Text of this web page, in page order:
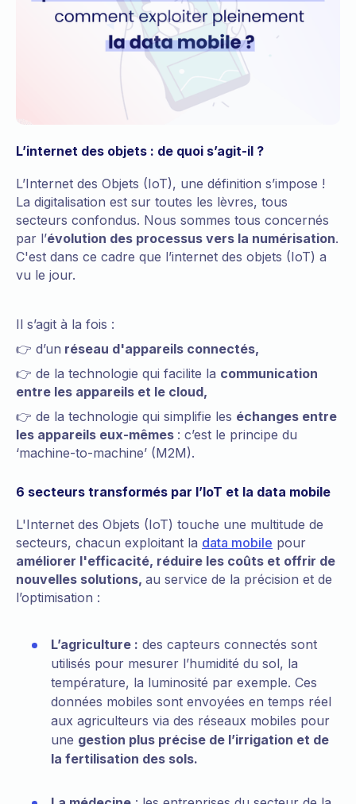
L’internet des objets : de quoi s’agit-il ?
L’Internet des Objets (IoT), une définition s’impose !
La digitalisation est sur toutes les lèvres, tous
secteurs confondus. Nous sommes tous concernés
par l’évolution des processus vers la numérisation.
C'est dans ce cadre que l’internet des objets (IoT) a
vu le jour.
Il s’agit à la fois :
👉 d’un réseau d'appareils connectés,
👉 de la technologie qui facilite la communication
entre les appareils et le cloud,
👉 de la technologie qui simplifie les échanges entre
les appareils eux-mêmes : c’est le principe du
‘machine-to-machine’ (M2M).
6 secteurs transformés par l’IoT et la data mobile
L'Internet des Objets (IoT) touche une multitude de
secteurs, chacun exploitant la data mobile pour
améliorer l'efficacité, réduire les coûts et offrir de
nouvelles solutions, au service de la précision et de
l’optimisation :
L’agriculture : des capteurs connectés sont
utilisés pour mesurer l’humidité du sol, la
température, la luminosité par exemple. Ces
données mobiles sont envoyées en temps réel
aux agriculteurs via des réseaux mobiles pour
une gestion plus précise de l’irrigation et de
la fertilisation des sols.